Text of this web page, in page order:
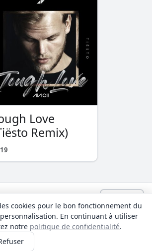
Love
Remix)
© 2018 - 2026 Lyrhub.com
à titre informatif. Les droits d'auteur des
des traductions appartiennent à leurs auteurs.
Politique de confidentialité
Language:
cookies pour le bon fonctionnement du
En continuant à utiliser
notre politique de confidentialité.